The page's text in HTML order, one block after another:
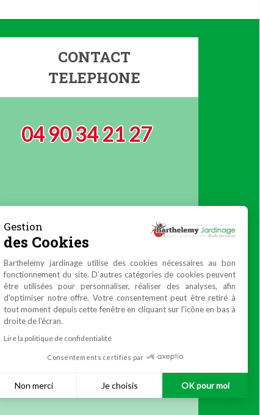
CONTACT
TELEPHONE
04 90 34 21 27
Gestion
des Cookies
Barthelemy jardinage utilise des cookies nécessaires au bon
fonctionnement du site. D’autres catégories de cookies peuvent
être utilisées pour personnaliser, réaliser des analyses, afin
d'optimiser notre offre. Votre consentement peut être retiré à
tout moment depuis cette fenêtre en cliquant sur l'icône en bas à
droite de l'écran.
Lire la politique de confidentialité
Consentements certifiés par
Non merci Je choisis OK pour moi